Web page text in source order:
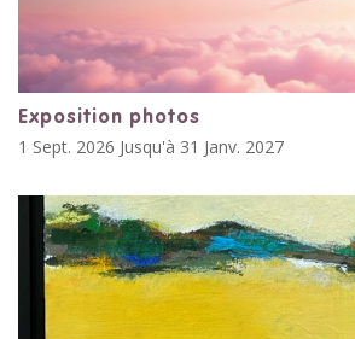
Exposition photos
1 Sept. 2026 Jusqu'à 31 Janv. 2027